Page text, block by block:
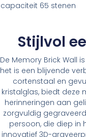
capaciteit 65 stenen
Stijlvol
De Memory Brick Wall
het is een blijvende
cortenstaal en
kristalglas, biedt deze
herinneringen aan
zorgvuldig
persoon, die diep in
innovatief 3D-